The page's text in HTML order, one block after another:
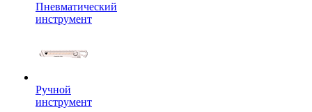
Пневматический
инструмент
Ручной
инструмент